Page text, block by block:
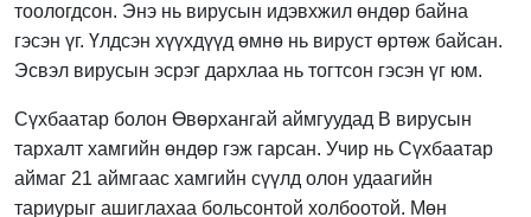
тоологдсон. Энэ нь вирусын идэвхжил өндөр байна
гэсэн үг. Үлдсэн хүүхдүүд өмнө нь вируст өртөж байсан.
Эсвэл вирусын эсрэг дархлаа нь тогтсон гэсэн үг юм.
Сүхбаатар болон Өвөрхангай аймгуудад В вирусын
тархалт хамгийн өндөр гэж гарсан. Учир нь Сүхбаатар
аймаг 21 аймгаас хамгийн сүүлд олон удаагийн
тариурыг ашиглахаа больсонтой холбоотой. Мөн